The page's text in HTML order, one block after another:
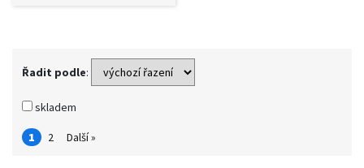
Řadit podle:
skladem
1 2 Další »